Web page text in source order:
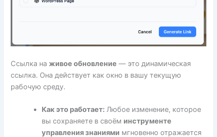
Ссылка наживое обновление — это динамическая
ссылка. Она действует как окно в вашу текущую
рабочую среду.
Как это работает: Любое изменение, которое
вы сохраняете в своём инструменте
управления знаниями мгновенно отражается